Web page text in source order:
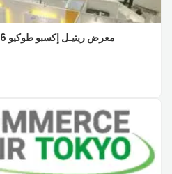
معرض ريتيـل إكسبو طوكيو 2026 – Retail Expo Tokyo